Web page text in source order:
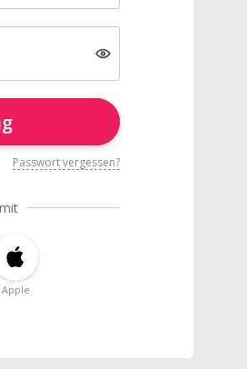
Passwort vergessen?
Apple